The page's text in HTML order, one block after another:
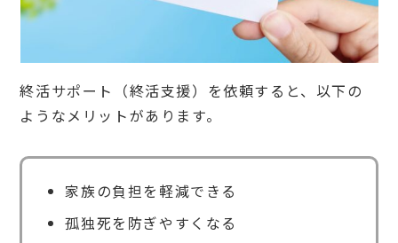
終活サポート（終活支援）を依頼すると、以下の
ようなメリットがあります。
家族の負担を軽減できる
孤独死を防ぎやすくなる